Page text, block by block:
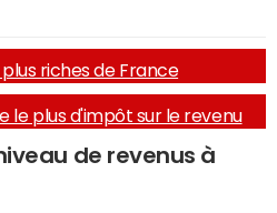
plus riches de France
le plus d'impôt sur le revenu
de revenus à